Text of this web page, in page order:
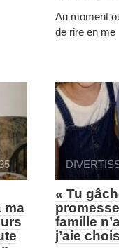
Au moment
de rire en me
ma
« Tu
famille
j’aie